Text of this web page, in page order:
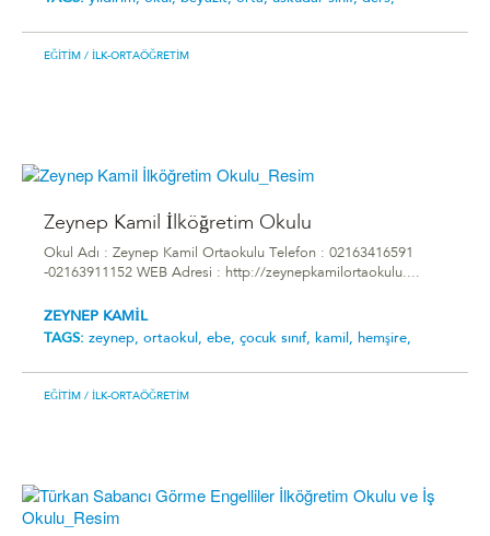
EĞITIM / İLK-ORTAÖĞRETIM
Zeynep Kamil İlköğretim Okulu
Okul Adı : Zeynep Kamil Ortaokulu Telefon : 02163416591
-02163911152 WEB Adresi : http://zeynepkamilortaokulu....
ZEYNEP KAMİL
TAGS: zeynep, ortaokul, ebe, çocuk sınıf, kamil, hemşire,
EĞITIM / İLK-ORTAÖĞRETIM